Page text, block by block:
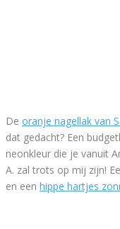
De oranje nagellak van
dat gedacht? Een
neonkleur die je vanuit
A. zal trots op mij zijn!
en een hippe hartjes